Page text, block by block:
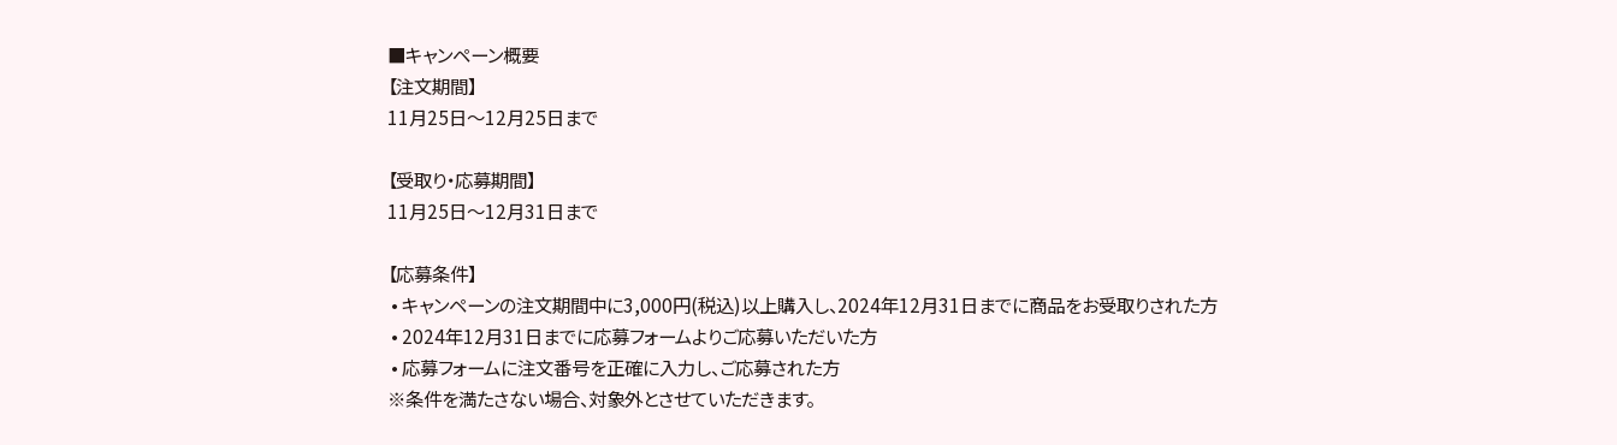
■キャンペーン概要
【注文期間】
11月25日～12月25日まで
【受取り・応募期間】
11月25日～12月31日まで
【応募条件】
• キャンペーンの注文期間中に3,000円(税込)以上購入し、2024年12月31日までに商品をお受取りされた方
• 2024年12月31日までに応募フォームよりご応募いただいた方
• 応募フォームに注文番号を正確に入力し、ご応募された方
※条件を満たさない場合、対象外とさせていただきます。